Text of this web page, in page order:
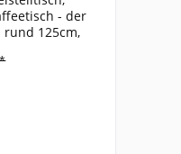
- der
rund 125cm,
Bistro wird